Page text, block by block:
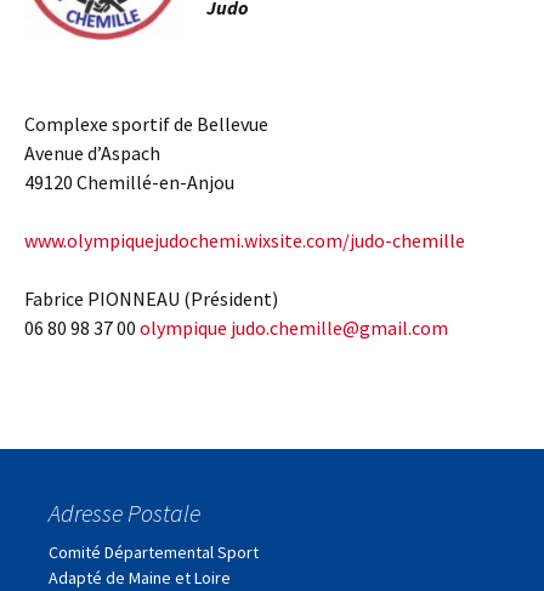
Judo
Complexe sportif de Bellevue
Avenue d’Aspach
49120 Chemillé-en-Anjou
www.olympiquejudochemi.wixsite.com/judo-chemille
Fabrice PIONNEAU (Président)
06 80 98 37 00 olympique judo.chemille@gmail.com
Adresse Postale
Comité Départemental Sport
Adapté de Maine et Loire